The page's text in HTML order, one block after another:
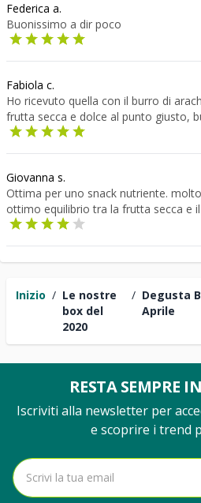
Inizio / Le nostre
box del
2020
/ Degusta
Aprile
Federica a.
Buonissimo a dir poco
Fabiola c.
Ho ricevuto quella con il burro di
frutta secca e dolce al punto giusto,
Giovanna s.
Ottima per uno snack nutriente.
ottimo equilibrio tra la frutta secca e
RESTA SEMPRE
Iscriviti alla newsletter per
e scoprire i trend